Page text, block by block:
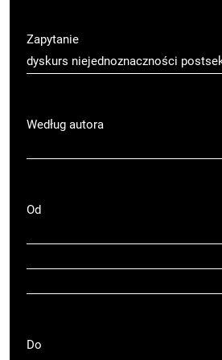
Zapytanie
Według autora
Od
Do